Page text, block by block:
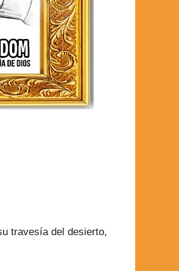
travesía del desierto,